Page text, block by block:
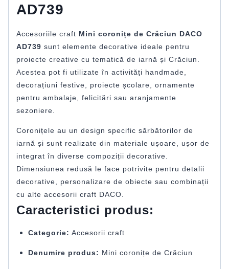
AD739
Accesoriile craft Mini coronițe de Crăciun DACO
AD739 sunt elemente decorative ideale pentru
proiecte creative cu tematică de iarnă și Crăciun.
Acestea pot fi utilizate în activități handmade,
decorațiuni festive, proiecte școlare, ornamente
pentru ambalaje, felicitări sau aranjamente
sezoniere.
Coronițele au un design specific sărbătorilor de
iarnă și sunt realizate din materiale ușoare, ușor de
integrat în diverse compoziții decorative.
Dimensiunea redusă le face potrivite pentru detalii
decorative, personalizare de obiecte sau combinații
cu alte accesorii craft DACO.
Caracteristici produs:
Categorie: Accesorii craft
Denumire produs: Mini coronițe de Crăciun